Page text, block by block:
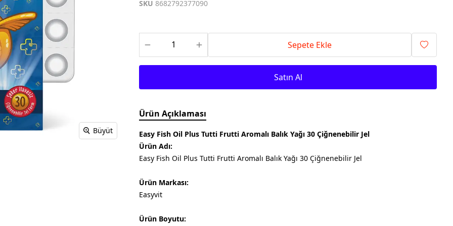
Meditech
Onnowell
Filorga
Juvera
Thea Pharma
Osteo Bi-Flex
Abdi İbrahim
Solgar
Supradyn
Day2Day
Haliborange
Pharmaton
Redoxon
Büyüt
SKU 8682792377090
Sepete Ekle
Satın Al
Ürün Açıklaması
Easy Fish Oil Plus Tutti Frutti Aromalı Balık Yağı 30 Çiğnenebilir Jel
Ürün Adı:
Easy Fish Oil Plus Tutti Frutti Aromalı Balık Yağı 30 Çiğnenebilir Jel
Ürün Markası:
Easyvit
Ürün Boyutu: